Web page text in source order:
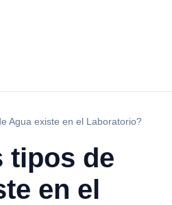
Agua existe en el Laboratorio?
tipos de
en el